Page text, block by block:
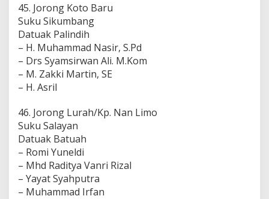
45. Jorong Koto Baru
Suku Sikumbang
Datuak Palindih
– H. Muhammad Nasir, S.Pd
– Drs Syamsirwan Ali. M.Kom
– M. Zakki Martin, SE
– H. Asril
46. Jorong Lurah/Kp. Nan Limo
Suku Salayan
Datuak Batuah
– Romi Yuneldi
– Mhd Raditya Vanri Rizal
– Yayat Syahputra
– Muhammad Irfan